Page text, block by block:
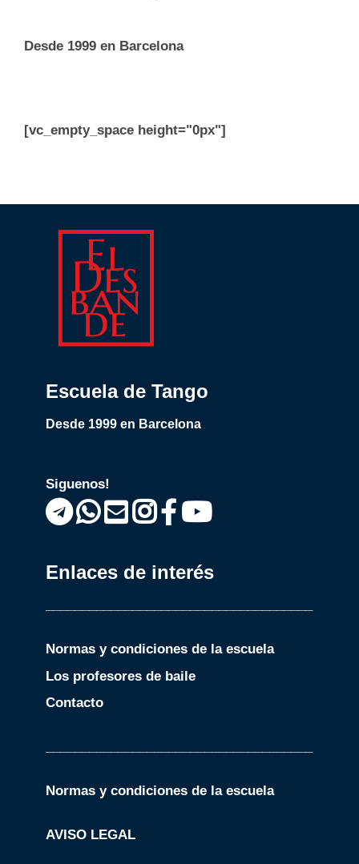
Desde 1999 en Barcelona
[vc_empty_space height="0px"]
Escuela de Tango
Desde 1999 en Barcelona
Siguenos!
Enlaces de interés
Normas y condiciones de la escuela
Los profesores de baile
Contacto
Normas y condiciones de la escuela
AVISO LEGAL